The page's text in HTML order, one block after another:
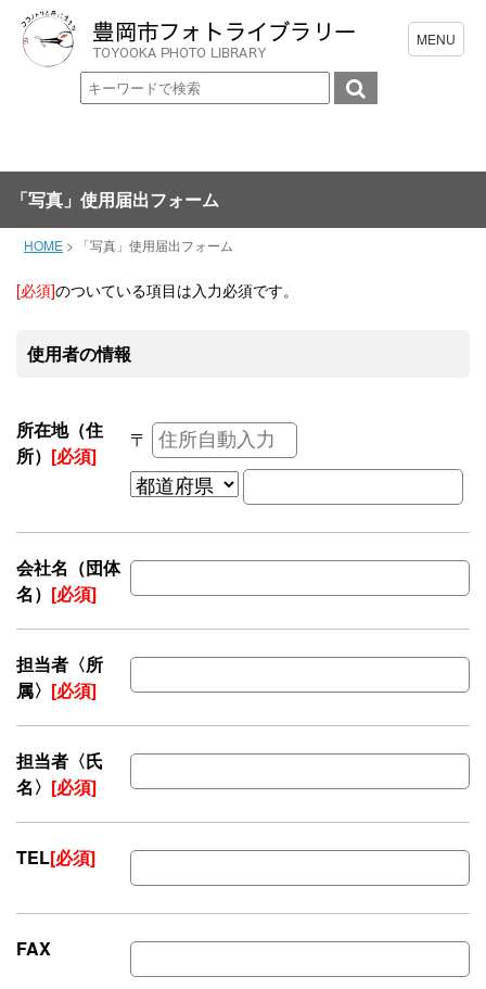
「写真」使用届出フォーム
HOME > 「写真」使用届出フォーム
[必須]のついている項目は入力必須です。
使用者の情報
所在地（住
所） [必須]
〒
会社名（団体
名） [必須]
担当者〈所
属〉 [必須]
担当者〈氏
名〉 [必須]
TEL[必須]
FAX